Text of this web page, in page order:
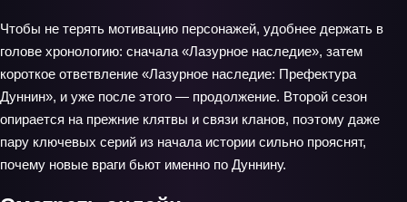
Чтобы не терять мотивацию персонажей, удобнее держать в
голове хронологию: сначала «Лазурное наследие», затем
короткое ответвление «Лазурное наследие: Префектура
Дуннин», и уже после этого — продолжение. Второй сезон
опирается на прежние клятвы и связи кланов, поэтому даже
пару ключевых серий из начала истории сильно прояснят,
почему новые враги бьют именно по Дуннину.